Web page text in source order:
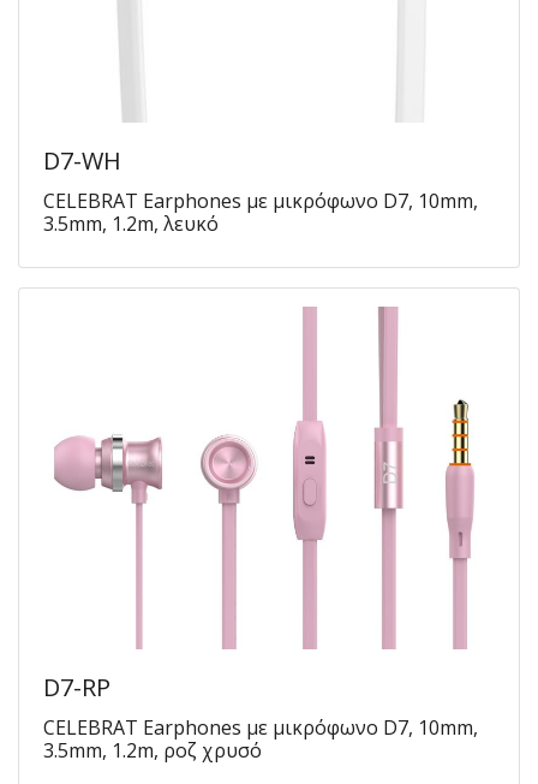
D7-WH
CELEBRAT Earphones με μικρόφωνο D7, 10mm,
3.5mm, 1.2m, λευκό
D7-RP
CELEBRAT Earphones με μικρόφωνο D7, 10mm,
3.5mm, 1.2m, ροζ χρυσό